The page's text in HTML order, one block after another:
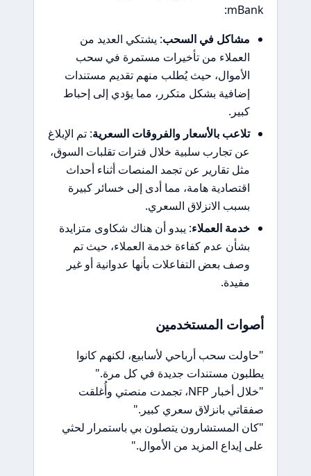
mBank:
مشاكل في السحب: يشتكي العديد من
العملاء من تأخيرات مستمرة في سحب
الأموال، حيث يُطلب منهم تقديم مستندات
إضافية بشكل متكرر، مما يؤدي إلى إحباط
كبير.
تلاعب بالأسعار والفروقات السعرية: تم الإبلاغ
عن تجارب سلبية خلال فترات تقلبات السوق،
مثل تقارير عن تجمد المنصات أثناء أحداث
اقتصادية هامة، مما أدى إلى خسائر كبيرة
بسبب الانزلاق السعري.
خدمة العملاء: يبدو أن هناك شكاوى متزايدة
بشأن عدم كفاءة خدمة العملاء، حيث تم
وصف بعض التفاعلات بأنها عدوانية أو غير
مفيدة.
أصوات المستخدمين
"حاولت سحب أرباحي لأسابيع، لكنهم كانوا
يطلبون مستندات جديدة في كل مرة."
"خلال أخبار NFP، تجمدت منصتي وأُغلقت
صفقاتي بانزلاق سعري كبير."
"كان المستشارون يتصلون بي باستمرار لحثي
على إيداع المزيد من الأموال."